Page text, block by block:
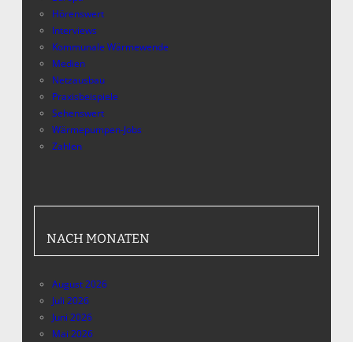
Hörenswert
Interviews
Kommunale Wärmewende
Medien
Netzausbau
Praxisbeispiele
Sehenswert
Wärmepumpen-Jobs
Zahlen
NACH MONATEN
August 2026
Juli 2026
Juni 2026
Mai 2026